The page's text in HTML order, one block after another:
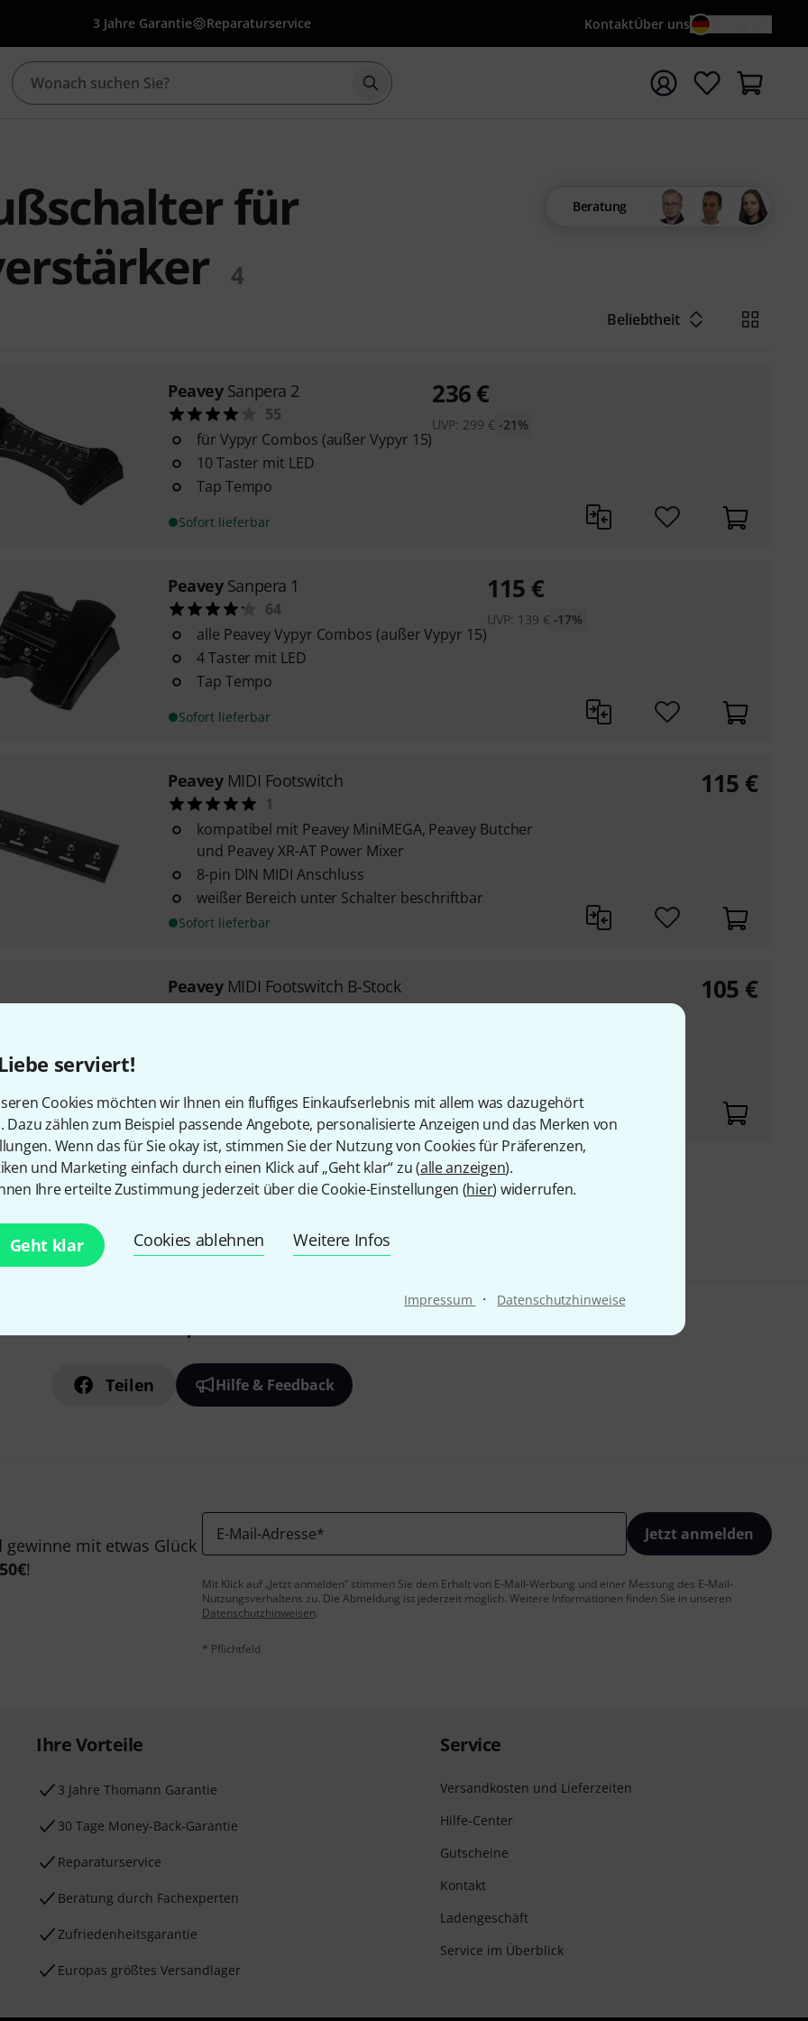
serviert!
Cookies möchten wir Ihnen ein fluffiges Einkaufserlebnis mit allem was dazugehört
Dazu zählen zum Beispiel passende Angebote, personalisierte Anzeigen und das Merken von
Wenn das für Sie okay ist, stimmen Sie der Nutzung von Cookies für Präferenzen,
und Marketing einfach durch einen Klick auf „Geht klar“ zu (alle anzeigen).
Ihre erteilte Zustimmung jederzeit über die Cookie-Einstellungen (hier) widerrufen.
Geht klar Cookies ablehnen Weitere Infos
Impressum · Datenschutzhinweise
3 Jahre Garantie Reparaturservice KontaktÜber uns
Suche mit Suchwort {searchTerm} starten
für
4
Beratung
Beliebtheit
Peavey Sanpera 2
55
für Vypyr Combos (außer Vypyr 15)
10 Taster mit LED
Tap Tempo
Sofort lieferbar
236€
UVP: 299 € -21%
Peavey Sanpera 1
64
alle Peavey Vypyr Combos (außer Vypyr 15)
4 Taster mit LED
Tap Tempo
Sofort lieferbar
115 €
UVP: 139 € -17%
Peavey MIDI Footswitch
1
kompatibel mit Peavey MiniMEGA, Peavey Butcher
und Peavey XR-AT Power Mixer
8-pin DIN MIDI Anschluss
weißer Bereich unter Schalter beschriftbar
Sofort lieferbar
115 €
Peavey MIDI Footswitch B-Stock
Sofort lieferbar
105 €
Kostenloser Versand ab 29 €
Teilen Hilfe & Feedback
mit etwas Glück
50€!
E-Mail-Adresse* Jetzt anmelden
Mit Klick auf „Jetzt anmelden“ stimmen Sie dem Erhalt von E-Mail-Werbung und einer Messung des E-Mail-
Nutzungsverhaltens zu. Die Abmeldung ist jederzeit möglich. Weitere Informationen finden Sie in unseren
Datenschutzhinweisen.
* Pflichtfeld
Ihre Vorteile
3 Jahre Thomann Garantie
30 Tage Money-Back-Garantie
Reparaturservice
Beratung durch Fachexperten
Zufriedenheitsgarantie
Europas größtes Versandlager
Service
Versandkosten und Lieferzeiten
Hilfe-Center
Gutscheine
Kontakt
Ladengeschäft
Service im Überblick